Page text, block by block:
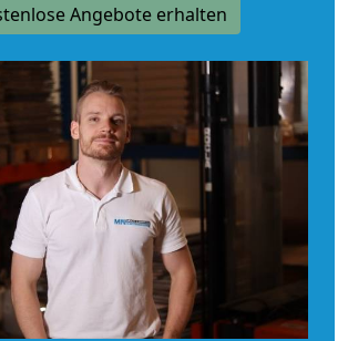
Angebote erhalten